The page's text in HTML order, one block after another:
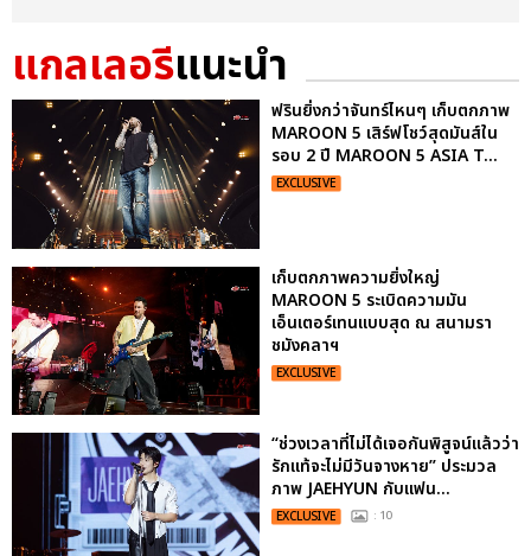
แกลเลอรีแนะนำ
ฟรินยิ่งกว่าจันทร์ไหนๆ เก็บตกภาพ
MAROON 5 เสิร์ฟโชว์สุดมันส์ใน
รอบ 2 ปี MAROON 5 ASIA T...
EXCLUSIVE
เก็บตกภาพความยิ่งใหญ่
MAROON 5 ระเบิดความมัน
เอ็นเตอร์เทนแบบสุด ณ สนามรา
ชมังคลาฯ
EXCLUSIVE
“ช่วงเวลาที่ไม่ได้เจอกันพิสูจน์แล้วว่า
รักแท้จะไม่มีวันจางหาย” ประมวล
ภาพ JAEHYUN กับแฟน...
EXCLUSIVE : 10